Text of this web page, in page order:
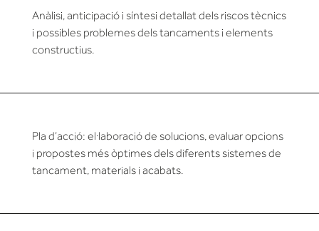
Anàlisi, anticipació i síntesi detallat dels riscos tècnics
i possibles problemes dels tancaments i elements
constructius.
Pla d’acció: el·laboració de solucions, evaluar opcions
i propostes més òptimes dels diferents sistemes de
tancament, materials i acabats.